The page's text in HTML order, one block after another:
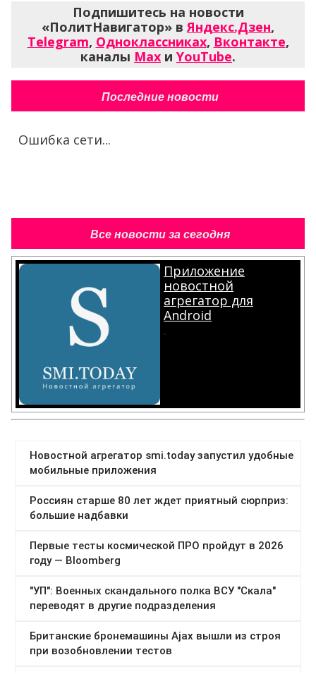
Подпишитесь на новости
«ПолитНавигатор» в Яндекс.Дзен,
Telegram, Одноклассниках, Вконтакте,
каналы Max и YouTube.
Последние новости
Ошибка сети...
Все новости за сегодня
Приложение
новостной
агрегатор для
Android
.